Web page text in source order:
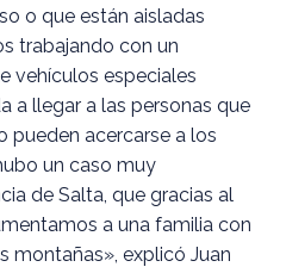
o que están aisladas
trabajando con un
vehículos especiales
a llegar a las personas que
pueden acercarse a los
un caso muy
de Salta, que gracias al
a una familia con
montañas», explicó Juan